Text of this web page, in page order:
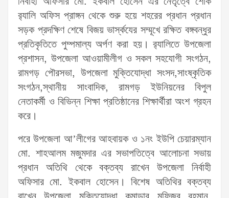
র‌্যালি অফিস প্রাঙ্গন থেকে শুরু হয়ে শহরের প্রধান প্রধান
সড়ক প্রদক্ষিণ শেষে বিজয় ভার্স্কযের সম্মূখে রক্ষিত বঙ্গবন্ধুর
প্রতিকৃতিতে পুম্পমাল্য অর্পণ করা হয়। র‌্যালিতে উপজেলা
প্রশাসন, উপজেলা আওয়ামীলীগ ও সকল সহযোগী সংগঠন,
রামগড় পৌরসভা, উপজেলা মুক্তিযোদ্ধা সংসদ,সাংষ্কৃতিক
সংগঠন,স্থানীয় সাংবাদিক, রামগড় ইউনিয়নের বিপুল
নেতাকর্মী ও বিভিন্ন শিক্ষা প্রতিষ্ঠানের শিক্ষার্থীরা অংশ গ্রহন
করে।
পরে উপজেলা আ’লীগের আহবায়ক ও ১নং ইউপি চেয়ারম্যান
মো. শাহআলম মজুমদার এর সভাপতিত্বে আলোচনা সভায়
প্রধান অতিথি থেকে বক্তব্য রাখেন উপজেলা নির্বাহী
অফিসার মো. ইকবাল হোসেন। বিশেষ অতিথির বক্তব্য